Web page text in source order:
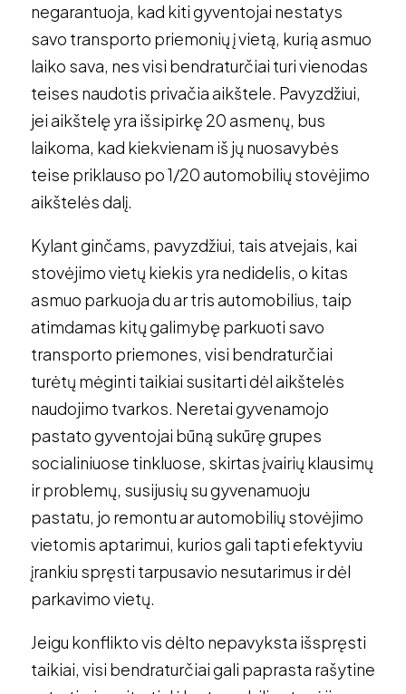
negarantuoja, kad kiti gyventojai nestatys
savo transporto priemonių į vietą, kurią asmuo
laiko sava, nes visi bendraturčiai turi vienodas
teises naudotis privačia aikštele. Pavyzdžiui,
jei aikštelę yra išsipirkę 20 asmenų, bus
laikoma, kad kiekvienam iš jų nuosavybės
teise priklauso po 1/20 automobilių stovėjimo
aikštelės dalį.
Kylant ginčams, pavyzdžiui, tais atvejais, kai
stovėjimo vietų kiekis yra nedidelis, o kitas
asmuo parkuoja du ar tris automobilius, taip
atimdamas kitų galimybę parkuoti savo
transporto priemones, visi bendraturčiai
turėtų mėginti taikiai susitarti dėl aikštelės
naudojimo tvarkos. Neretai gyvenamojo
pastato gyventojai būną sukūrę grupes
socialiniuose tinkluose, skirtas įvairių klausimų
ir problemų, susijusių su gyvenamuoju
pastatu, jo remontu ar automobilių stovėjimo
vietomis aptarimui, kurios gali tapti efektyviu
įrankiu spręsti tarpusavio nesutarimus ir dėl
parkavimo vietų.
Jeigu konflikto vis dėlto nepavyksta išspręsti
taikiai, visi bendraturčiai gali paprasta rašytine